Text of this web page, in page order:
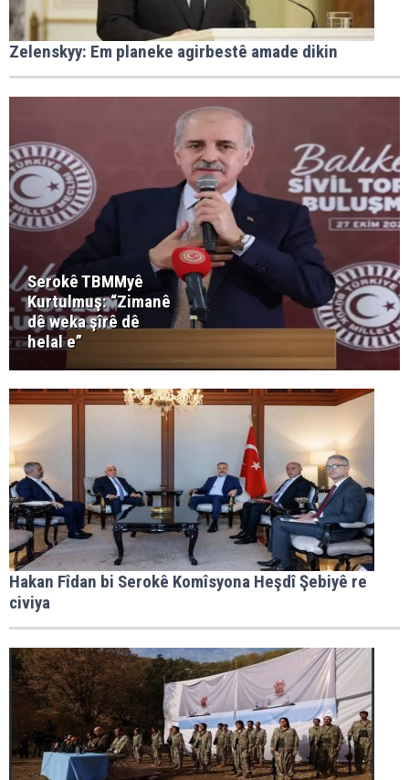
Zelenskyy: Em planeke agirbestê amade dikin
Serokê TBMMyê
Kurtulmuş: “Zimanê
dê weka şîrê dê
helal e”
Hakan Fîdan bi Serokê Komîsyona Heşdî Şebiyê re
civiya